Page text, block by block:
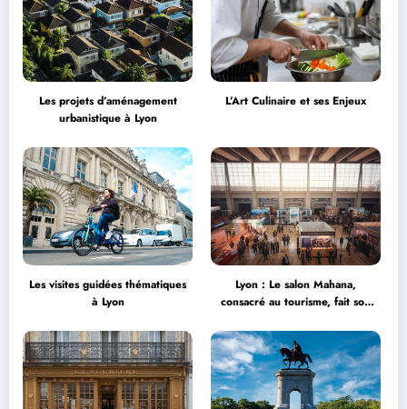
Les projets d’aménagement
urbanistique à Lyon
L’Art Culinaire et ses Enjeux
Les visites guidées thématiques
à Lyon
Lyon : Le salon Mahana,
consacré au tourisme, fait son
Garnier